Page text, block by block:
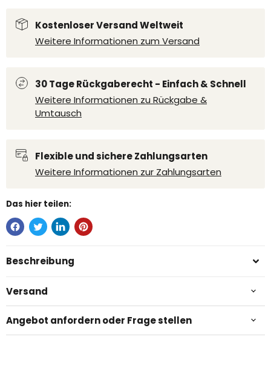
Kostenloser Versand Weltweit
Weitere Informationen zum Versand
30 Tage Rückgaberecht - Einfach & Schnell
Weitere Informationen zu Rückgabe &
Umtausch
Flexible und sichere Zahlungsarten
Weitere Informationen zur Zahlungsarten
Das hier teilen:
Beschreibung
Versand
Angebot anfordern oder Frage stellen